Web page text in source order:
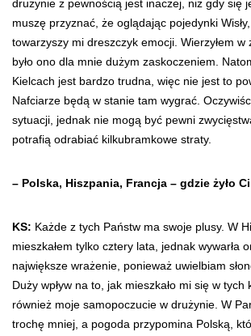
drużynie z pewnością jest inaczej, niż gdy się
muszę przyznać, że oglądając pojedynki
towarzyszy mi dreszczyk emocji. Wierzyłem w
było ono dla mnie dużym zaskoczeniem.
Kielcach jest bardzo trudna, więc nie jest to
Nafciarze będą w stanie tam wygrać.
sytuacji, jednak nie mogą być pewni
potrafią odrabiać kilkubramkowe straty.
– Polska, Hiszpania, Francja – gdzie żyło
KS: Każde z tych Państw ma swoje plusy. W
mieszkałem tylko cztery lata, jednak wywarła
największe wrażenie, ponieważ uwielbiam
Duży wpływ na to, jak mieszkało mi się w tych
również moje samopoczucie w drużynie. W
trochę mniej, a pogoda przypomina Polską,